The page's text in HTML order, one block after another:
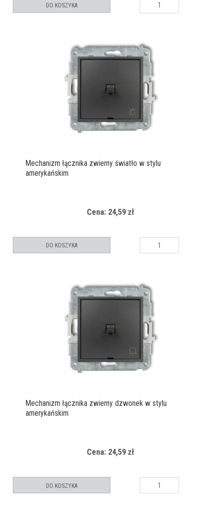
DO KOSZYKA
Mechanizm łącznika zwierny światło w stylu
amerykańskim
Cena: 24,59 zł
DO KOSZYKA
Mechanizm łącznika zwierny dzwonek w stylu
amerykańskim
Cena: 24,59 zł
DO KOSZYKA